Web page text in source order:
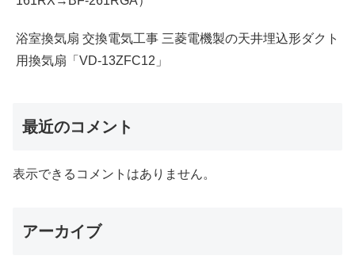
浴室換気扇 交換電気工事 三菱電機製の天井埋込形ダクト
用換気扇「VD-13ZFC12」
最近のコメント
表示できるコメントはありません。
アーカイブ